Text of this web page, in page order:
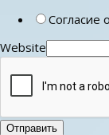
Согласие
Website
Отправить